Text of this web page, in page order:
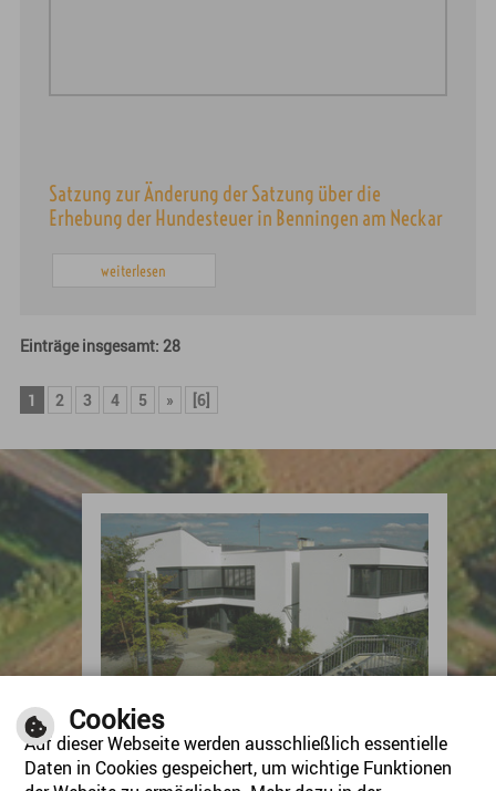
Satzung zur Änderung der Satzung über die
Erhebung der Hundesteuer in Benningen am Neckar
weiterlesen
Einträge insgesamt: 28
1 2 3 4 5 » [6]
Kontakt
Gemeinde Benningen am Neckar
Studionstraße 10
71726 Benningen am Neckar
Cookies
Auf dieser Webseite werden ausschließlich essentielle
Daten in Cookies gespeichert, um wichtige Funktionen